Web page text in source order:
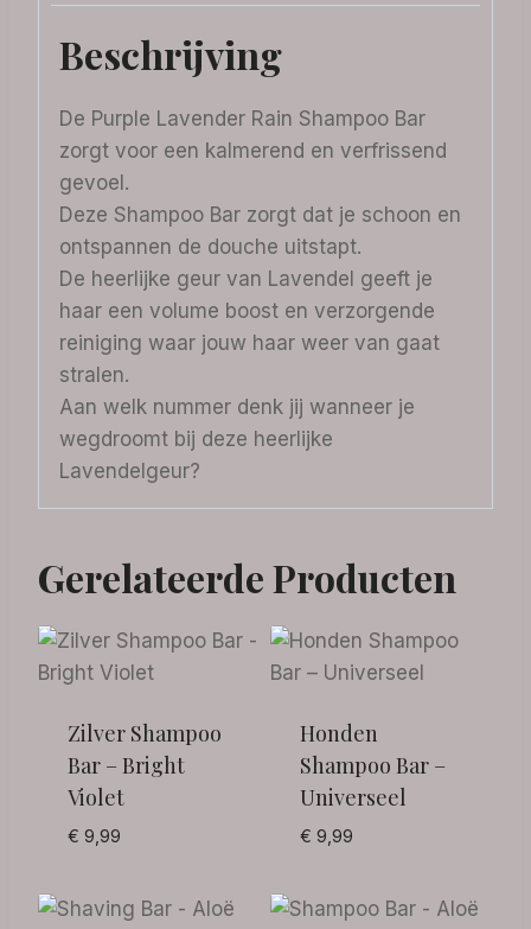
Beschrijving
De Purple Lavender Rain Shampoo Bar
zorgt voor een kalmerend en verfrissend
gevoel.
Deze Shampoo Bar zorgt dat je schoon en
ontspannen de douche uitstapt.
De heerlijke geur van Lavendel geeft je
haar een volume boost en verzorgende
reiniging waar jouw haar weer van gaat
stralen.
Aan welk nummer denk jij wanneer je
wegdroomt bij deze heerlijke
Lavendelgeur?
Gerelateerde Producten
Zilver Shampoo
Bar – Bright
Violet
€ 9,99
Honden
Shampoo Bar –
Universeel
€ 9,99